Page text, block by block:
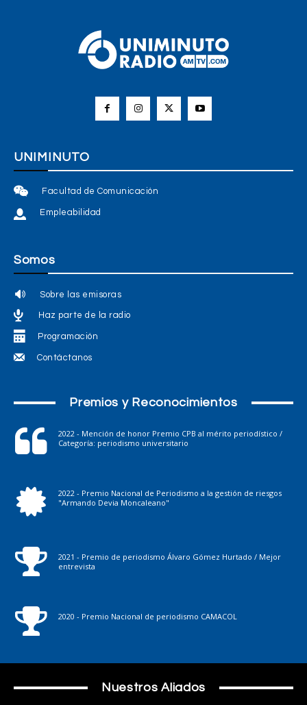
UNIMINUTO
Facultad de Comunicación
Empleabilidad
Somos
Sobre las emisoras
Haz parte de la radio
Programación
Contáctanos
Premios y Reconocimientos
2022 - Mención de honor Premio CPB al mérito periodístico /
Categoría: periodismo universitario
2022 - Premio Nacional de Periodismo a la gestión de riesgos
"Armando Devia Moncaleano"
2021 - Premio de periodismo Álvaro Gómez Hurtado / Mejor
entrevista
2020 - Premio Nacional de periodismo CAMACOL
Nuestros Aliados